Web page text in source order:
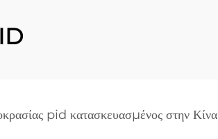
pid κατασκευασμένος στην Κίνα